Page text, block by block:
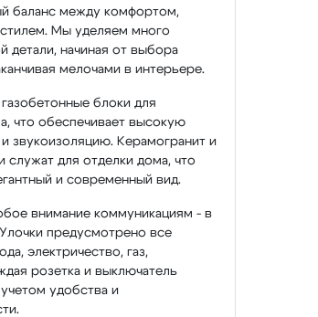
баланс между комфортом,
Мы уделяем много
детали, начиная от выбора
мелочами в интерьере.
блоки для
что обеспечивает высокую
звукоизоляцию. Керамогранит и
служат для отделки дома, что
и современный вид.
внимание коммуникациям - в
предусмотрено все
электричество, газ,
розетка и выключатель
удобства и